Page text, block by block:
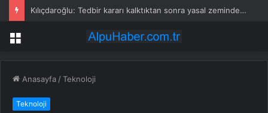
Kılıçdaroğlu: Tedbir kararı kalktıktan sonra yasal zeminde kurultay olur
Menü
Anasayfa /Teknoloji
Teknoloji